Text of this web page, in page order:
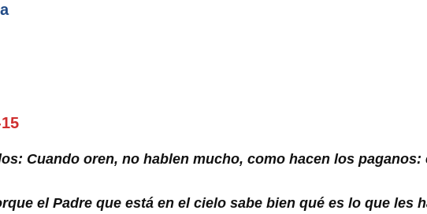
Cuando oren, no hablen mucho, como hacen los
el Padre que está en el cielo sabe bien qué es lo que les